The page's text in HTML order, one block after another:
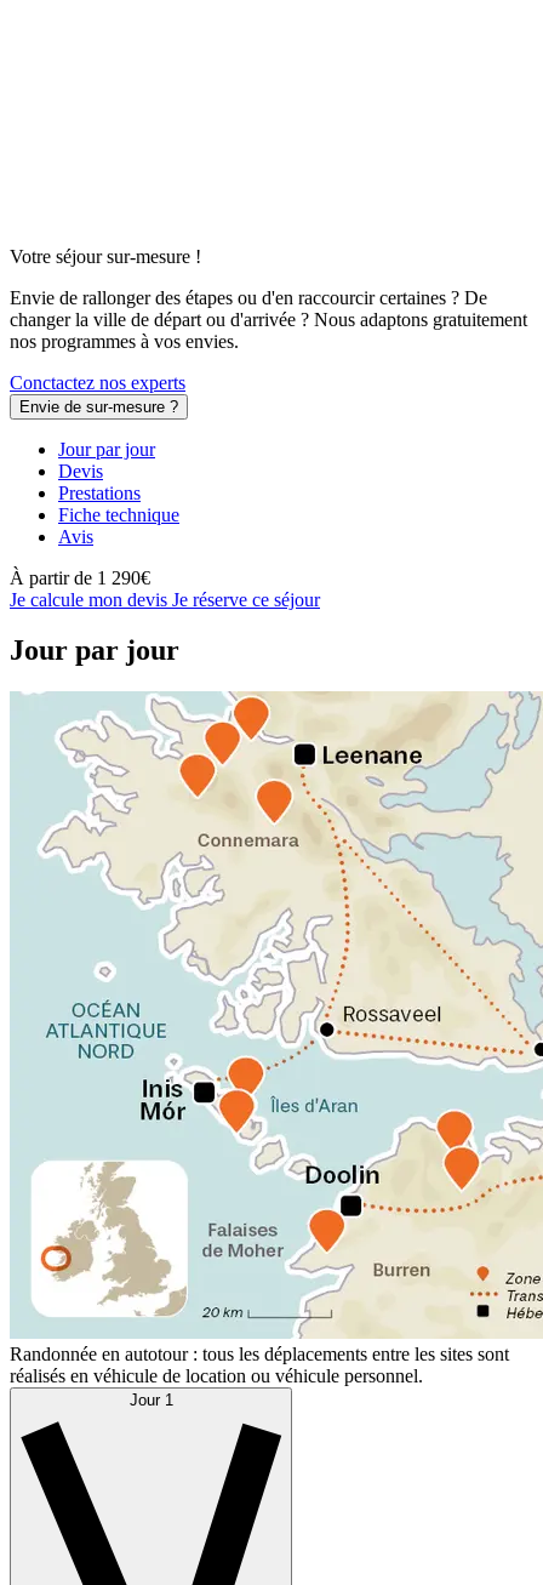
Votre séjour sur-mesure !
Envie de rallonger des étapes ou d'en raccourcir certaines ? De
changer la ville de départ ou d'arrivée ? Nous adaptons gratuitement
nos programmes à vos envies.
Conctactez nos experts
Envie de sur-mesure ?
Jour par jour
Devis
Prestations
Fiche technique
Avis
À partir de 1 290€
Je calcule mon devis Je réserve ce séjour
Jour par jour
Randonnée en autotour : tous les déplacements entre les sites sont
réalisés en véhicule de location ou véhicule personnel.
Jour 1